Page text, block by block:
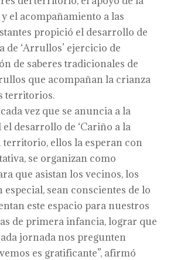
el acompañamiento a las
propició el desarrollo de
de ‘Arrullos’ ejercicio de
de saberes tradicionales de
que acompañan la crianza
territorios.
vez que se anuncia a la
desarrollo de ‘Cariño a la
territorio, ellos la esperan con
se organizan como
que asistan los vecinos, los
especial, sean conscientes de lo
este espacio para nuestros
de primera infancia, lograr que
jornada nos pregunten
es gratificante”, afirmó